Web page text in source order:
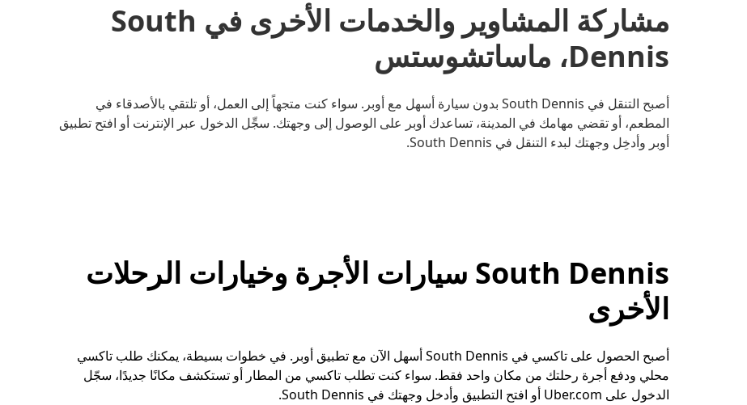
مشاركة المشاوير والخدمات الأخرى في South
Dennis، ماساتشوستس
أصبح التنقل في South Dennis بدون سيارة أسهل مع أوبر. سواء كنت متجهاً إلى العمل، أو تلتقي بالأصدقاء في
المطعم، أو تقضي مهامك في المدينة، تساعدك أوبر على الوصول إلى وجهتك. سجِّل الدخول عبر الإنترنت أو افتح تطبيق
أوبر وأدخِل وجهتك لبدء التنقل في South Dennis.
South Dennis سيارات الأجرة وخيارات الرحلات
الأخرى
أصبح الحصول على تاكسي في South Dennis أسهل الآن مع تطبيق أوبر. في خطوات بسيطة، يمكنك طلب تاكسي
محلي ودفع أجرة رحلتك من مكان واحد فقط. سواء كنت تطلب تاكسي من المطار أو تستكشف مكانًا جديدًا، سجّل
الدخول على Uber.com أو افتح التطبيق وأدخل وجهتك في South Dennis.